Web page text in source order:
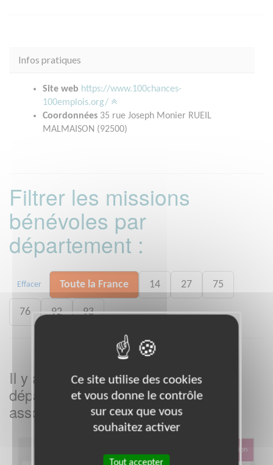
Infos pratiques
Site web https://www.100chances-
100emplois.org/
Coordonnées 35 rue Joseph Monier RUEIL
MALMAISON (92500)
Filtrer les missions
bénévoles par
département :
Effacer Toute la France 14 27 75
76 92 93
Il y a
missions bénévoles dans le
départementPartoutdans cette
association
Éducation & Formation
Ce site utilise des cookies
et vous donne le contrôle
sur ceux que vous
souhaitez activer
Tout accepter